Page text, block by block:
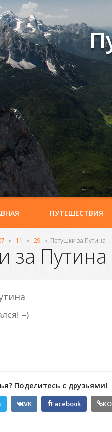
ПУТЕШЕСТВИЯ
» 11 » 29 » Петушки за Путина
за Путина
=)
Поделитесь с друзьями!
VK Facebook